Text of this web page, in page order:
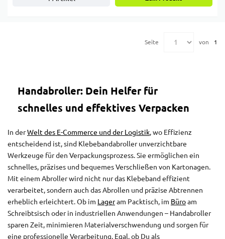
Seite von 1
Handabroller: Dein Helfer für
schnelles und effektives Verpacken
In derWelt des E-Commerce und der Logistik, wo Effizienz
entscheidend ist, sind Klebebandabroller unverzichtbare
Werkzeuge für den Verpackungsprozess. Sie ermöglichen ein
schnelles, präzises und bequemes Verschließen von Kartonagen.
Mit einem Abroller wird nicht nur das Klebeband effizient
verarbeitet, sondern auch das Abrollen und präzise Abtrennen
erheblich erleichtert. Ob im Lageram Packtisch, im Büroam
Schreibtsisch oder in industriellen Anwendungen – Handabroller
sparen Zeit, minimieren Materialverschwendung und sorgen für
eine professionelle Verarbeitung. Egal, ob Du als